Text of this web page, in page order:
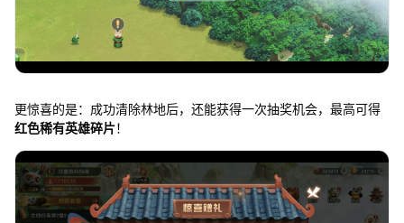
更惊喜的是：成功清除林地后，还能获得一次抽奖机会，最高可得
红色稀有英雄碎片！